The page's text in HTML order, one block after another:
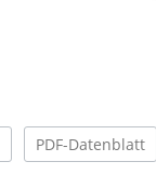
PDF-Datenblatt